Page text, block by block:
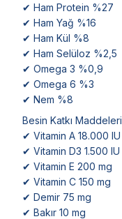
✔ Ham Protein %27
✔ Ham Yağ %16
✔ Ham Kül %8
✔ Ham Selüloz %2,5
✔ Omega 3 %0,9
✔ Omega 6 %3
✔ Nem %8
Besin Katkı Maddeleri
✔ Vitamin A 18.000 IU
✔ Vitamin D3 1.500 IU
✔ Vitamin E 200 mg
✔ Vitamin C 150 mg
✔ Demir 75 mg
✔ Bakır 10 mg